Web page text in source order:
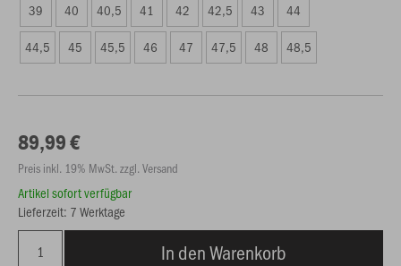
39 40 40,5 41 42 42,5 43 44
44,5 45 45,5 46 47 47,5 48 48,5
89,99 €
Preis inkl. 19% MwSt. zzgl. Versand
Artikel sofort verfügbar
Lieferzeit: 7 Werktage
In den Warenkorb